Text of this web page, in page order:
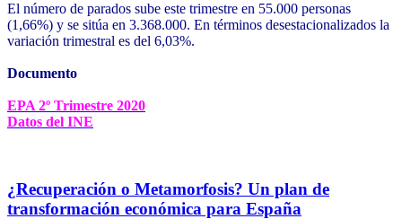
El número de parados sube este trimestre en 55.000 personas
(1,66%) y se sitúa en 3.368.000. En términos desestacionalizados la
variación trimestral es del 6,03%.
Documento
EPA 2º Trimestre 2020
Datos del INE
¿Recuperación o Metamorfosis? Un plan de
transformación económica para España